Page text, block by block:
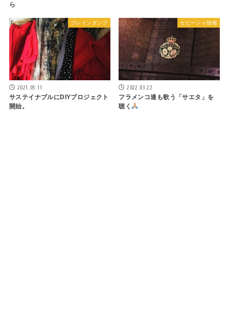
ら
ブレインダンプ
2021.05.11
サステイナブルにDIYプロジェクト
開始。
セビージャ情報
2022.03.22
フラメンコ達も歌う「サエタ」を
聴く